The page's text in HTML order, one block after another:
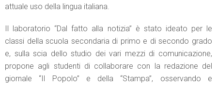
attuale uso della lingua italiana.
Il laboratorio “Dal fatto alla notizia” è stato ideato per le
classi della scuola secondaria di primo e di secondo grado
e, sulla scia dello studio dei vari mezzi di comunicazione,
propone agli studenti di collaborare con la redazione del
giornale “Il Popolo” e della “Stampa”, osservando e